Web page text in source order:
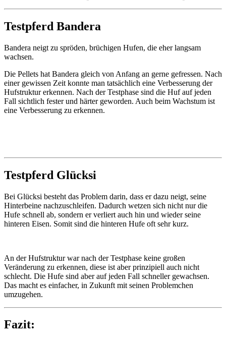
Testpferd Bandera
Bandera neigt zu spröden, brüchigen Hufen, die eher langsam
wachsen.
Die Pellets hat Bandera gleich von Anfang an gerne gefressen. Nach
einer gewissen Zeit konnte man tatsächlich eine Verbesserung der
Hufstruktur erkennen. Nach der Testphase sind die Huf auf jeden
Fall sichtlich fester und härter geworden. Auch beim Wachstum ist
eine Verbesserung zu erkennen.
Testpferd Glücksi
Bei Glücksi besteht das Problem darin, dass er dazu neigt, seine
Hinterbeine nachzuschleifen. Dadurch wetzen sich nicht nur die
Hufe schnell ab, sondern er verliert auch hin und wieder seine
hinteren Eisen. Somit sind die hinteren Hufe oft sehr kurz.
An der Hufstruktur war nach der Testphase keine großen
Veränderung zu erkennen, diese ist aber prinzipiell auch nicht
schlecht. Die Hufe sind aber auf jeden Fall schneller gewachsen.
Das macht es einfacher, in Zukunft mit seinen Problemchen
umzugehen.
Fazit: